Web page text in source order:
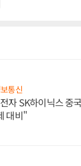
통신
자 SK하이닉스 중
대비"